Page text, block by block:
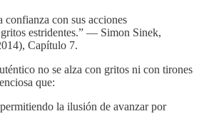
con sus acciones
estridentes.” — Simon Sinek,
Capítulo 7.
no se alza con gritos ni con tirones
que:
la ilusión de avanzar por